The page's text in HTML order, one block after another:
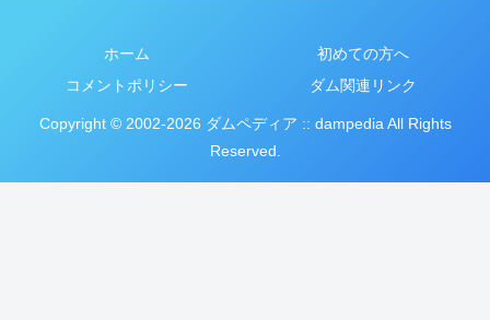
ホーム
初めての方へ
コメントポリシー
ダム関連リンク
Copyright © 2002-2026 ダムペディア :: dampedia All Rights
Reserved.